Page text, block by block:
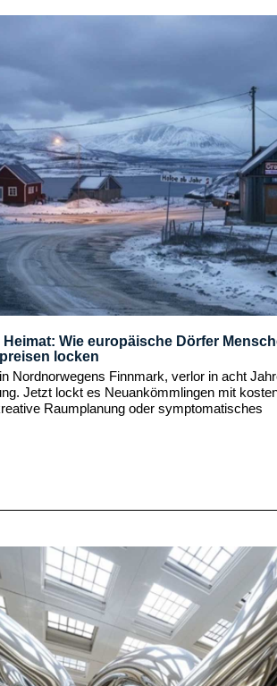
Wie europäische Dörfer
locken
Nordnorwegens Finnmark, verlor in acht
Jetzt lockt es Neuankömmlingen mit
Raumplanung oder symptomatisches